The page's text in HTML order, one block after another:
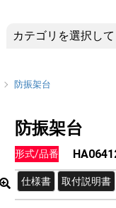
防振架台
防振架台
形式/品番
仕様書 取付説明書